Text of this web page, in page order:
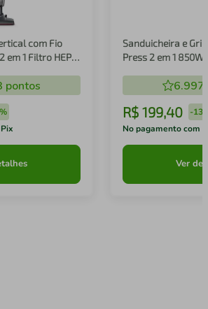
com Fio
em 1 Filtro HEPA
pontos
Sanduicheira e
Press 2 em 1 850W
6.997
R$ 199,40 -
No pagamento com
Ver